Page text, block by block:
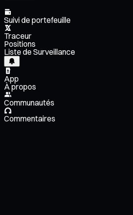
Suivi de portefeuille
Traceur
Positions
Liste de Surveillance
App
À propos
Communautés
Commentaires